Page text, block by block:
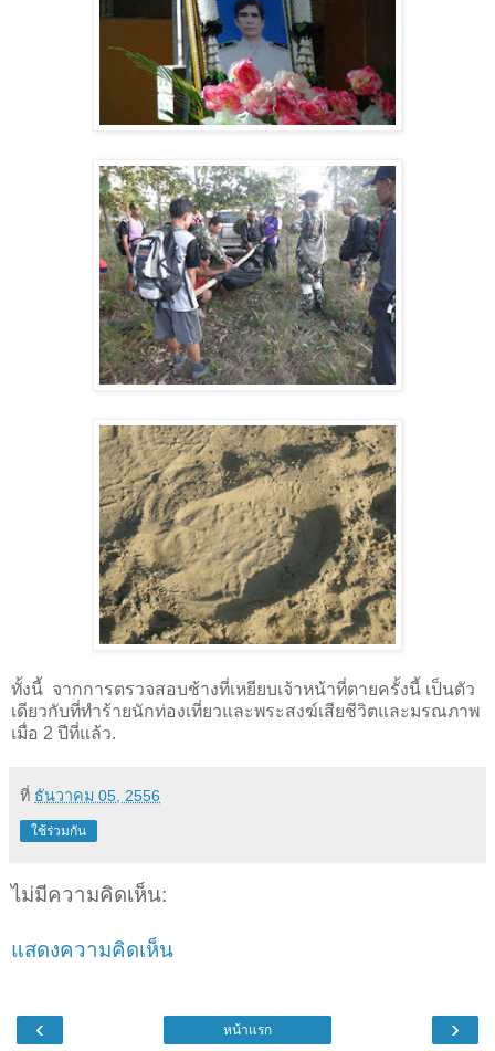
ทั้งนี้ จากการตรวจสอบช้างที่เหยียบเจ้าหน้าที่ตายครั้งนี้ เป็นตัว
เดียวกับที่ทำร้ายนักท่องเที่ยวและพระสงฆ์เสียชีวิตและมรณภาพ
เมื่อ 2 ปีที่แล้ว.
ที่ ธันวาคม 05, 2556
ใช้ร่วมกัน
ไม่มีความคิดเห็น:
แสดงความคิดเห็น
‹ ›
หน้าแรก